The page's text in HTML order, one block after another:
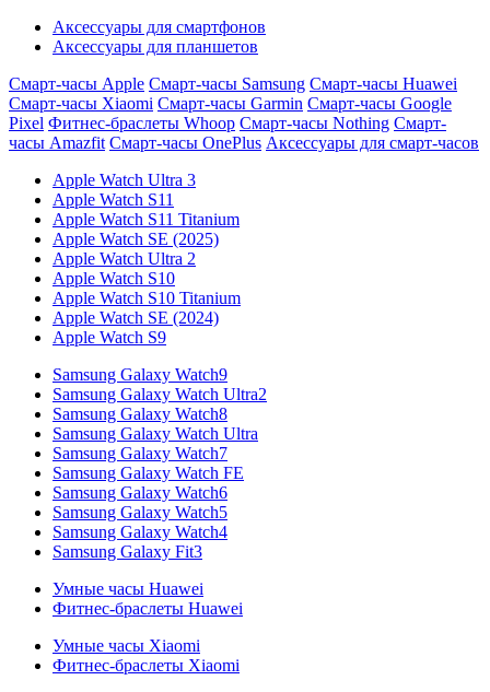
Аксессуары для смартфонов
Аксессуары для планшетов
Смарт-часы Apple Смарт-часы Samsung Смарт-часы Huawei
Смарт-часы Xiaomi Смарт-часы Garmin Смарт-часы Google
Pixel Фитнес-браслеты Whoop Смарт-часы Nothing Смарт-
часы Amazfit Смарт-часы OnePlus Аксессуары для смарт-часов
Apple Watch Ultra 3
Apple Watch S11
Apple Watch S11 Titanium
Apple Watch SE (2025)
Apple Watch Ultra 2
Apple Watch S10
Apple Watch S10 Titanium
Apple Watch SE (2024)
Apple Watch S9
Samsung Galaxy Watch9
Samsung Galaxy Watch Ultra2
Samsung Galaxy Watch8
Samsung Galaxy Watch Ultra
Samsung Galaxy Watch7
Samsung Galaxy Watch FE
Samsung Galaxy Watch6
Samsung Galaxy Watch5
Samsung Galaxy Watch4
Samsung Galaxy Fit3
Умные часы Huawei
Фитнес-браслеты Huawei
Умные часы Xiaomi
Фитнес-браслеты Xiaomi